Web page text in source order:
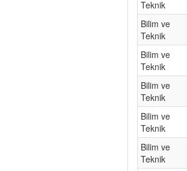
Teknik
Bilim ve
Teknik
Bilim ve
Teknik
Bilim ve
Teknik
Bilim ve
Teknik
Bilim ve
Teknik